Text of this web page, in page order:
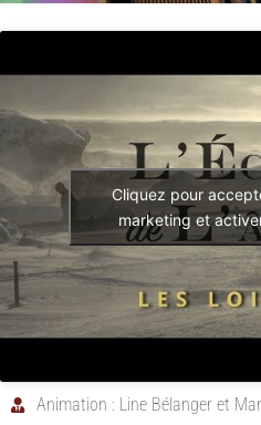
Cliquez pour
marketing et
Animation : Line Bélanger et